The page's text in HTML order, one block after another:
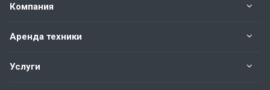
Компания
Аренда техники
Услуги